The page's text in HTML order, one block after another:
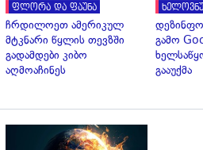
ფლორა და ფაუნა
ჩრდილოეთ ამერიკულ
მტკნარი წყლის თევზში
გადამდები კიბო
აღმოაჩინეს
გამო
გააუქმა